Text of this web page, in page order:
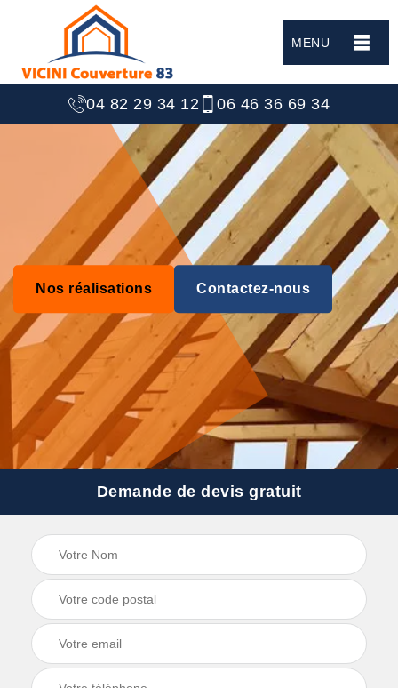
MENU
04 82 29 34 12 06 46 36 69 34
Nos réalisations Contactez-nous
Demande de devis gratuit